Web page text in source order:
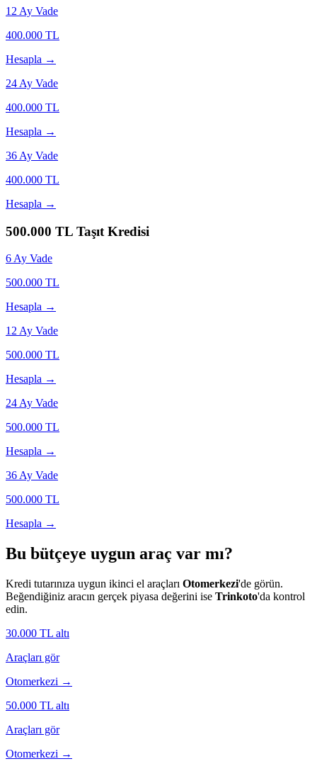
12 Ay Vade
400.000 TL
Hesapla →
24 Ay Vade
400.000 TL
Hesapla →
36 Ay Vade
400.000 TL
Hesapla →
500.000 TL Taşıt Kredisi
6 Ay Vade
500.000 TL
Hesapla →
12 Ay Vade
500.000 TL
Hesapla →
24 Ay Vade
500.000 TL
Hesapla →
36 Ay Vade
500.000 TL
Hesapla →
Bu bütçeye uygun araç var mı?
Kredi tutarınıza uygun ikinci el araçları Otomerkezi'de görün.
Beğendiğiniz aracın gerçek piyasa değerini ise Trinkoto'da kontrol
edin.
30.000 TL altı
Araçları gör
Otomerkezi →
50.000 TL altı
Araçları gör
Otomerkezi →